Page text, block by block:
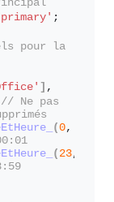
;
pour la
] ,
// Ne pas
(0
( 23